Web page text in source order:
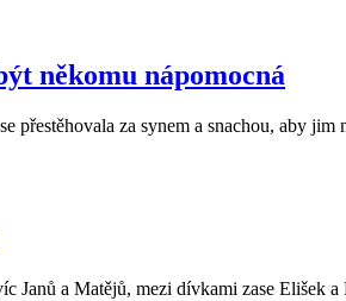
někomu nápomocná
za synem a snachou, aby
Janů a Matějů, mezi dívkami zase Elišek a